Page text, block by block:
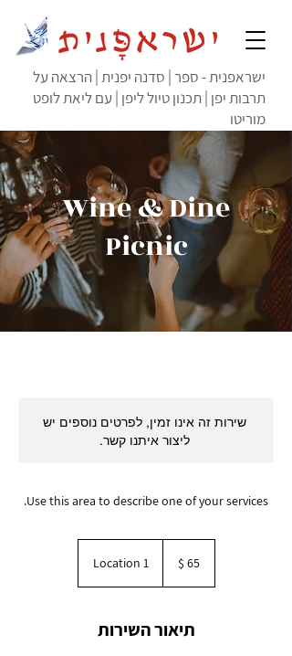
ישראפנית - ספר | סדנה יפנית | הרצאה על
תרבות יפן | תכנון טיול ליפן | עם ליאת לופט
מוריטו
Wine & Dine
Picnic
שירות זה אינו זמין, לפרטים נוספים יש
ליצור איתנו קשר.
Use this area to describe one of your services.
אמריקאי
‏65 ‏$
Location 1
תיאור השירות